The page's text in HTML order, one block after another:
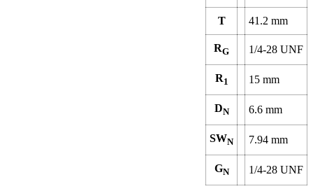
T 41.2 mm
RG 1/4-28 UNF
R1 15 mm
DN 6.6 mm
SWN 7.94 mm
GN 1/4-28 UNF